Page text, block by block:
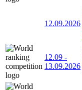
12.09.2026
12.09 -
13.09.2026